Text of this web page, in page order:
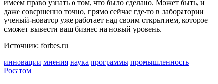
имеем право узнать о том, что было сделано. Может быть, и
даже совершенно точно, прямо сейчас где-то в лаборатории
ученый-новатор уже работает над своим открытием, которое
сможет вывести ваш бизнес на новый уровень.
Источник: forbes.ru
инновации мнения наука программы промышленность
Росатом